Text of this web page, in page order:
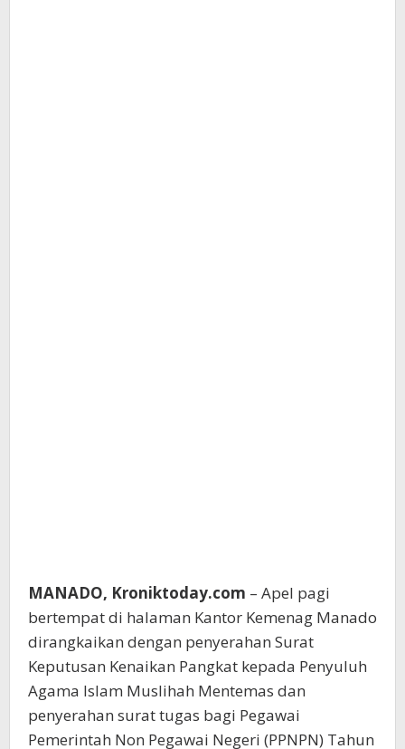
MANADO, Kroniktoday.com – Apel pagi
bertempat di halaman Kantor Kemenag Manado
dirangkaikan dengan penyerahan Surat
Keputusan Kenaikan Pangkat kepada Penyuluh
Agama Islam Muslihah Mentemas dan
penyerahan surat tugas bagi Pegawai
Pemerintah Non Pegawai Negeri (PPNPN) Tahun